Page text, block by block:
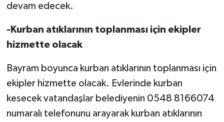
devam edecek.
-Kurban atıklarının toplanması için ekipler
hizmette olacak
Bayram boyunca kurban atıklarının toplanması için
ekipler hizmette olacak. Evlerinde kurban
kesecek vatandaşlar belediyenin 0548 8166074
numaralı telefonunu arayarak kurban atıklarının